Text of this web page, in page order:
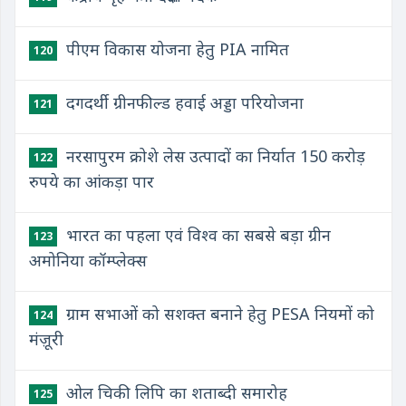
120 पीएम विकास योजना हेतु PIA नामित
121 दगदर्थी ग्रीनफील्ड हवाई अड्डा परियोजना
122
नरसापुरम क्रोशे लेस उत्पादों का निर्यात 150 करोड़
रुपये का आंकड़ा पार
123
भारत का पहला एवं विश्व का सबसे बड़ा ग्रीन
अमोनिया कॉम्प्लेक्स
124
ग्राम सभाओं को सशक्त बनाने हेतु PESA नियमों को
मंज़ूरी
125 ओल चिकी लिपि का शताब्दी समारोह